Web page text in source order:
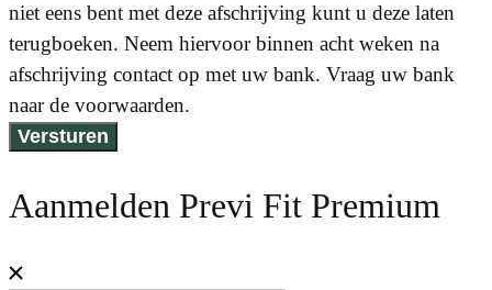
niet eens bent met deze afschrijving kunt u deze laten
terugboeken. Neem hiervoor binnen acht weken na
afschrijving contact op met uw bank. Vraag uw bank
naar de voorwaarden.
Versturen
Aanmelden Previ Fit Premium